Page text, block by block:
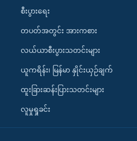
စီးပွားရေး
တပတ်အတွင်း အားကစား
လယ်ယာစီးပွားသတင်းများ
ယူကရိန်း၊ မြန်မာ နှိုင်းယှဉ်ချက်
ထူးခြားဆန်းပြားသတင်းများ
လူမှုရှုခင်း